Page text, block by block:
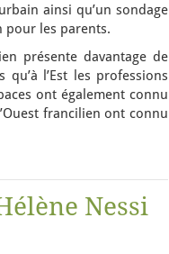
ainsi qu’un sondage
pour les parents.
présente davantage de
l’Est les professions
ont également connu
francilien ont connu
Nessi